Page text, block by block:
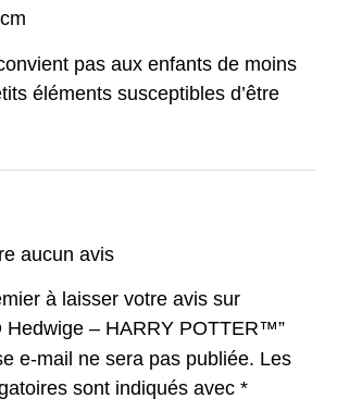
pas aux enfants de moins
éléments susceptibles d’être
aucun avis
à laisser votre avis sur
Hedwige – HARRY POTTER™”
e-mail ne sera pas publiée. Les
sont indiqués avec *